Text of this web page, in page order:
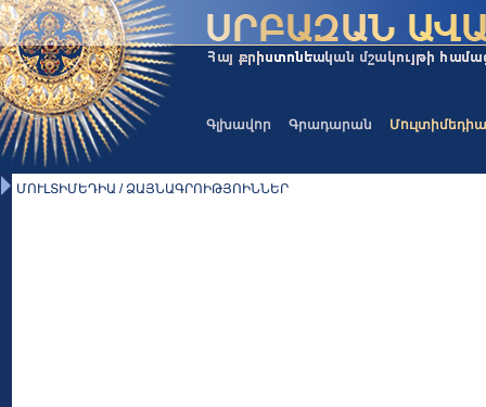
Գլխավոր Գրադարան Մուլտիմեդիա
ՄՈՒԼՏԻՄԵԴԻԱ / ՁԱՅՆԱԳՐՈԻԹՅՈԻՆՆԵՐ